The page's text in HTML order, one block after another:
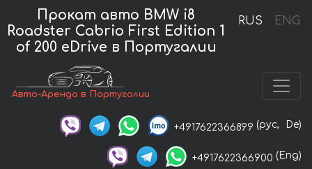
RUS ENG
Прокат авто BMW i8
Roadster Cabrio First Edition 1
of 200 eDrive в Португалии
Авто-Аренда в Португалии
+4917622366899 (рус, De)
+4917622366900 (Eng)